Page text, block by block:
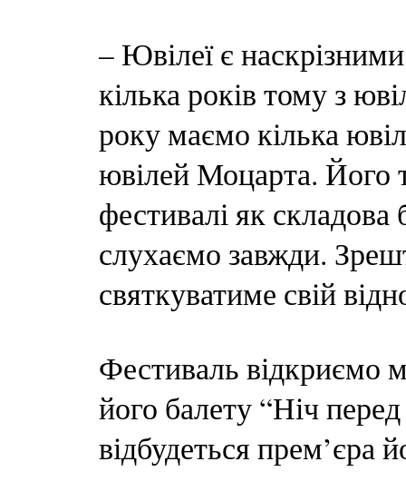
– Ювілеї є
кілька років тому з
року маємо кілька
ювілей Моцарта. Його
фестивалі як
слухаємо завжди.
святкуватиме свій
Фестиваль відкриємо
його балету “Ніч
відбудеться